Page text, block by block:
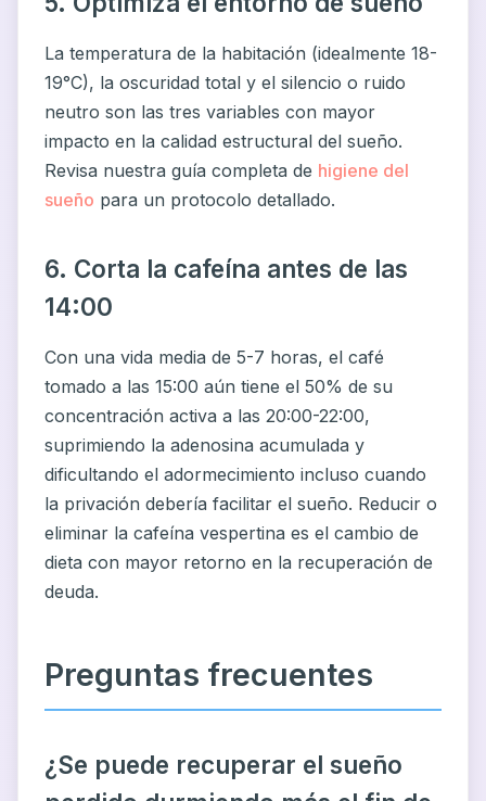
La temperatura de la habitación (idealmente 18-
19°C), la oscuridad total y el silencio o ruido
neutro son las tres variables con mayor
impacto en la calidad estructural del sueño.
Revisa nuestra guía completa de higiene del
sueño para un protocolo detallado.
6. Corta la cafeína antes de las
14:00
Con una vida media de 5-7 horas, el café
tomado a las 15:00 aún tiene el 50% de su
concentración activa a las 20:00-22:00,
suprimiendo la adenosina acumulada y
dificultando el adormecimiento incluso cuando
la privación debería facilitar el sueño. Reducir o
eliminar la cafeína vespertina es el cambio de
dieta con mayor retorno en la recuperación de
deuda.
Preguntas frecuentes
¿Se puede recuperar el sueño